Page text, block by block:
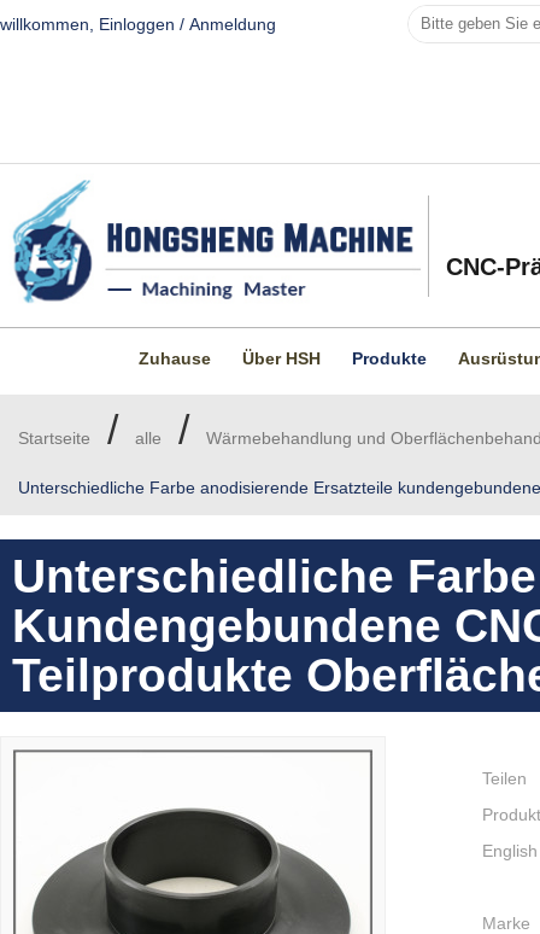
willkommen, Einloggen / Anmeldung
CNC-
Zuhause Über HSH Produkte
Startseite / alle / Wärmebehandlung und
Unterschiedliche Farbe anodisierende Ersatzteile
Unterschiedliche
Kundengebundene
Teilprodukte
Teilen
Marke